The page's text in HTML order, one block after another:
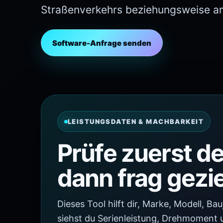
Straßenverkehrs beziehungsweise
Software-Anfrage senden
LEISTUNGSDATEN & MACHBARKEIT
Prüfe zuerst
dann frag
Dieses Tool hilft dir, Marke, Modell,
siehst du Serienleistung,